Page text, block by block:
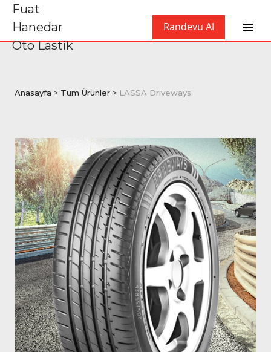
Fuat
Hanedar
Oto Lastik
Randevu Al
Anasayfa > Tüm Ürünler > LASSA Driveways